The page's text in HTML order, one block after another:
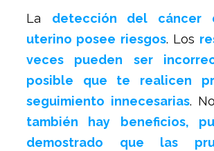
La detección del cáncer
uterino posee riesgos. Los
veces pueden ser
posible que te realicen
seguimiento innecesarias.
también hay beneficios,
demostrado que las